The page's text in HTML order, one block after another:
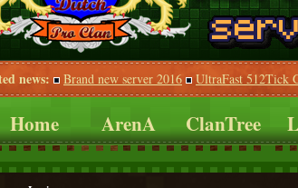
news: Brand new server 2016 UltraFast 512Tick
Home ArenA ClanTree